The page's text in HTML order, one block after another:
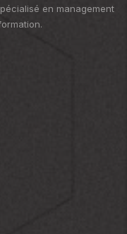
en management